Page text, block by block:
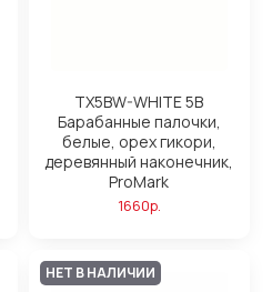
TX5BW-WHITE 5B
Барабанные палочки,
белые, орех гикори,
деревянный наконечник,
ProMark
1660р.
НЕТ В НАЛИЧИИ